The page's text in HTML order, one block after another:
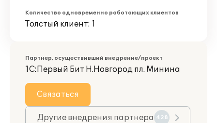
Количество одновременно работающих клиентов
Толстый клиент: 1
Партнер, осуществивший внедрение/проект
1С:Первый Бит Н.Новгород пл. Минина
Связаться
Другие внедрения партнера 428